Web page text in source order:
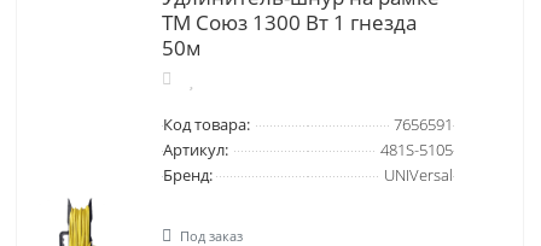
ТМ Союз 1300 Вт 1 гнезда
50м
Код товара:
7656591
Артикул:
481S-5105
Бренд:
UNIVersal
Под заказ